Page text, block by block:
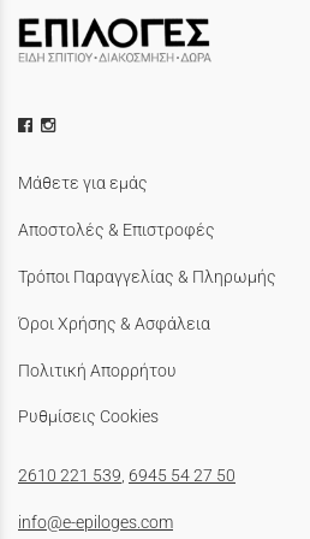
Μάθετε για εμάς
Αποστολές & Επιστροφές
Τρόποι Παραγγελίας & Πληρωμής
Όροι Χρήσης & Ασφάλεια
Πολιτική Απορρήτου
Ρυθμίσεις Cookies
2610 221 539, 6945 54 27 50
info@e-epiloges.com